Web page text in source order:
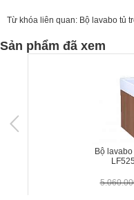
Từ khóa liên quan: Bộ lavabo tủ
Sản phẩm đã xem
Bộ